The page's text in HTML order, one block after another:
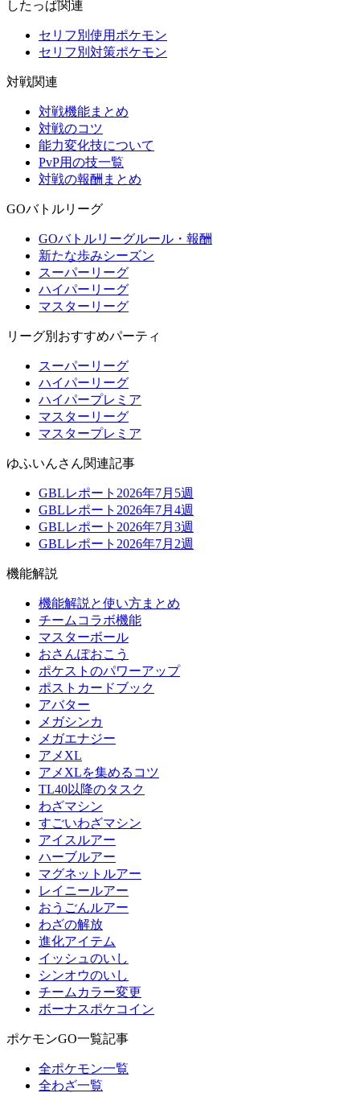
したっぱ関連
セリフ別使用ポケモン
セリフ別対策ポケモン
対戦関連
対戦機能まとめ
対戦のコツ
能力変化技について
PvP用の技一覧
対戦の報酬まとめ
GOバトルリーグ
GOバトルリーグルール・報酬
新たな歩みシーズン
スーパーリーグ
ハイパーリーグ
マスターリーグ
リーグ別おすすめパーティ
スーパーリーグ
ハイパーリーグ
ハイパープレミア
マスターリーグ
マスタープレミア
ゆふいんさん関連記事
GBLレポート2026年7月5週
GBLレポート2026年7月4週
GBLレポート2026年7月3週
GBLレポート2026年7月2週
機能解説
機能解説と使い方まとめ
チームコラボ機能
マスターボール
おさんぽおこう
ポケストのパワーアップ
ポストカードブック
アバター
メガシンカ
メガエナジー
アメXL
アメXLを集めるコツ
TL40以降のタスク
わざマシン
すごいわざマシン
アイスルアー
ハーブルアー
マグネットルアー
レイニールアー
おうごんルアー
わざの解放
進化アイテム
イッシュのいし
シンオウのいし
チームカラー変更
ボーナスポケコイン
ポケモンGO一覧記事
全ポケモン一覧
全わざ一覧